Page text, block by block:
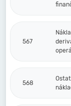
567
568